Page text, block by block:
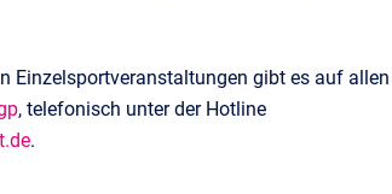
Einzelsportveranstaltungen gibt es auf allen
, telefonisch unter der Hotline
.